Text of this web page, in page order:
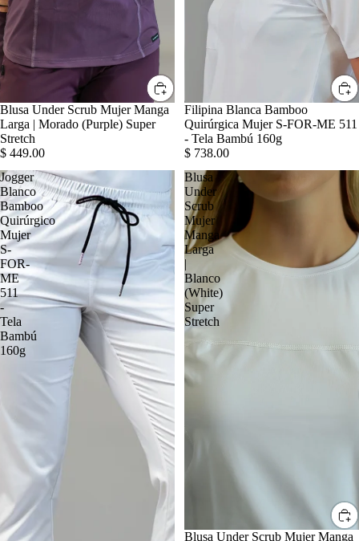
Blusa Under Scrub Mujer Manga
Larga | Morado (Purple) Super
Stretch
$ 449.00
Filipina Blanca Bamboo
Quirúrgica Mujer S-FOR-ME 511
- Tela Bambú 160g
$ 738.00
Jogger
Blanco
Bamboo
Quirúrgico
Mujer
S-
FOR-
ME
511
-
Tela
Bambú
160g
Blusa
Under
Scrub
Mujer
Manga
Larga
|
Blanco
(White)
Super
Stretch
Blusa Under Scrub Mujer Manga